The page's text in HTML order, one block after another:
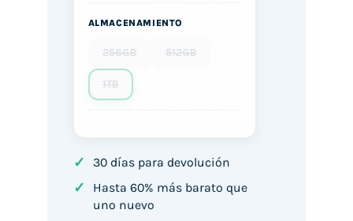
ALMACENAMIENTO
256GB 512GB
1TB
✓ 30 días para devolución
✓
Hasta 60% más barato que
uno nuevo